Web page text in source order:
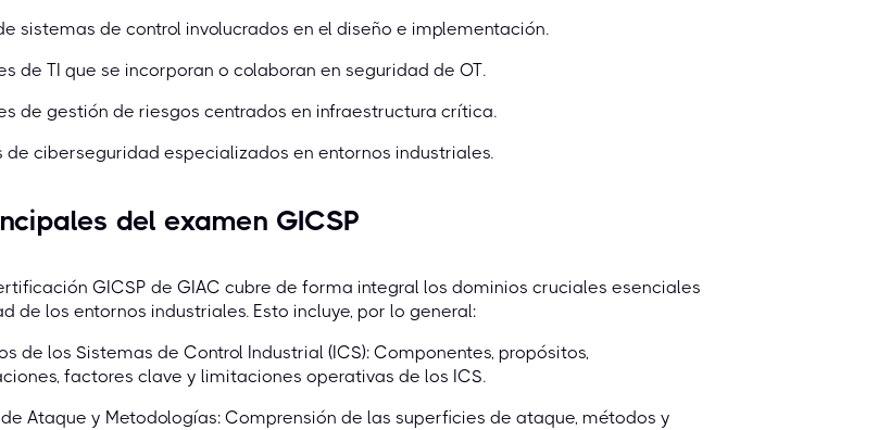
sistemas de control involucrados en el diseño e implementación.
de TI que se incorporan o colaboran en seguridad de OT.
de gestión de riesgos centrados en infraestructura crítica.
de ciberseguridad especializados en entornos industriales.
del examen GICSP
GICSP de GIAC cubre de forma integral los dominios cruciales esenciales
de los entornos industriales. Esto incluye, por lo general:
de los Sistemas de Control Industrial (ICS): Componentes, propósitos,
factores clave y limitaciones operativas de los ICS.
Ataque y Metodologías: Comprensión de las superficies de ataque, métodos y